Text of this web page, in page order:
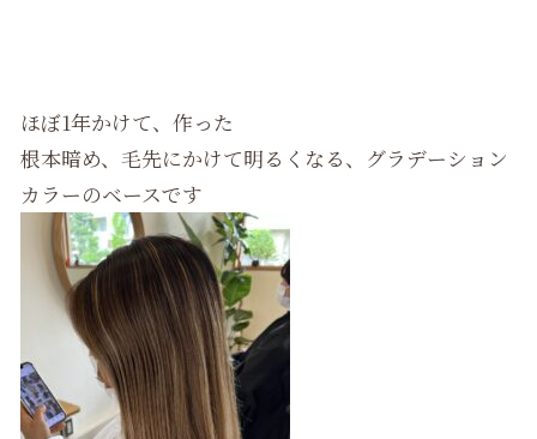
ほぼ1年かけて、作った
根本暗め、毛先にかけて明るくなる、グラデーション
カラーのベースです